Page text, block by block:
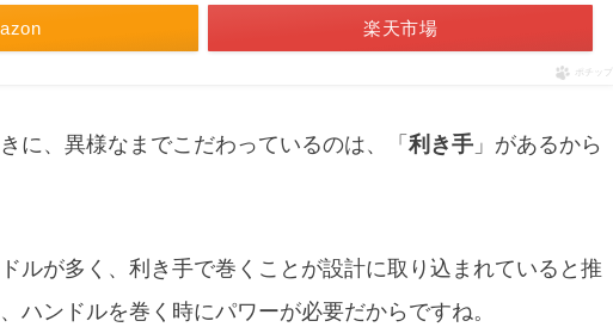
楽天市場
ポチップ
に、異様なまでこだわっているのは、「 利き手 」があるから
ルが多く、利き手で巻くことが設計に取り込まれていると推
ハンドルを巻く時にパワーが必要だからですね。